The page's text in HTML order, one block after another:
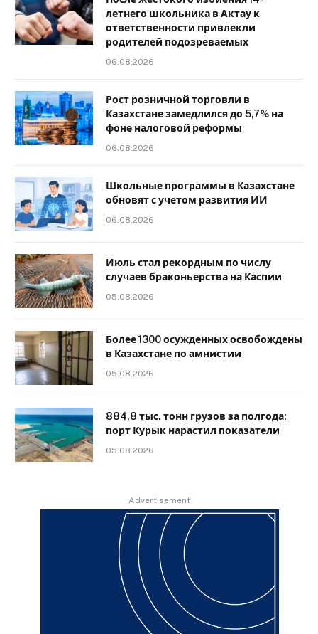
летнего школьника в Актау к
ответственности привлекли
родителей подозреваемых
06.08.2026
Рост розничной торговли в
Казахстане замедлился до 5,7% на
фоне налоговой реформы
06.08.2026
Школьные программы в Казахстане
обновят с учетом развития ИИ
06.08.2026
Июль стал рекордным по числу
случаев браконьерства на Каспии
05.08.2026
Более 1300 осужденных освобождены
в Казахстане по амнистии
05.08.2026
884,8 тыс. тонн грузов за полгода:
порт Курык нарастил показатели
05.08.2026
Advertisement